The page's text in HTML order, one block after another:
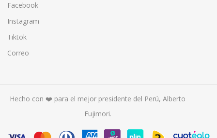
Facebook
Instagram
Tiktok
Correo
Hecho con ❤️ para el mejor presidente del Perú, Alberto
Fujimori.